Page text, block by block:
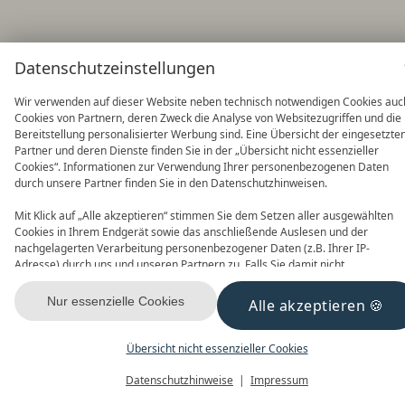
Datenschutzeinstellungen
Wir verwenden auf dieser Website neben technisch notwendigen Cookies
Cookies von Partnern, deren Zweck die Analyse von Websitezugriffen und die
Bereitstellung personalisierter Werbung sind. Eine Übersicht der
Partner und deren Dienste finden Sie in der „Übersicht nicht essenzieller
Cookies“. Informationen zur Verwendung Ihrer personenbezogenen Daten
durch unsere Partner finden Sie in den Datenschutzhinweisen.
Mit Klick auf „Alle akzeptieren“ stimmen Sie dem Setzen aller ausgewählten
Cookies in Ihrem Endgerät sowie das anschließende Auslesen und der
nachgelagerten Verarbeitung personenbezogener Daten (z.B. Ihrer IP-
Adresse) durch uns und unseren Partnern zu. Falls Sie damit nicht
einverstanden sind, klicken Sie bitte auf „Nur essenzielle Cookies“. Eine
individuelle Auswahl können Sie unter „Übersicht nicht essenzieller Cookies“
tätigen. Sie können Ihre Auswahl im Fußbereich dieser Website oder in den
Datenschutzhinweisen jederzeit aufrufen und ändern.
Alle akzeptieren
Nur essenzielle Cookies
Übersicht nicht essenzieller Cookies
Datenschutzhinweise Impressum